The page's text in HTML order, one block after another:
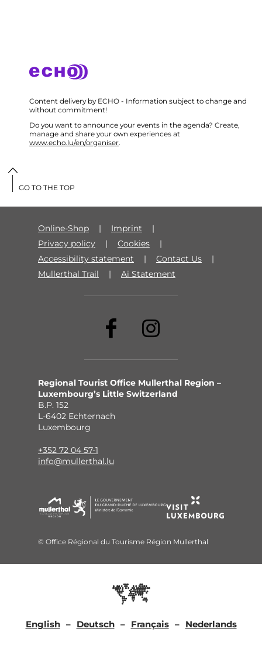
Content delivery by ECHO - Information subject to change and
without commitment!
Do you want to announce your events in the agenda? Create,
manage and share your own experiences at
www.echo.lu/en/organiser.
Online-Shop
Imprint
Privacy policy
Cookies
Accessibility statement
Contact Us
Mullerthal Trail
Ai Statement
Regional Tourist Office Mullerthal Region –
Luxembourg’s Little Switzerland
B.P. 152
L-6402 Echternach
Luxembourg
+352 72 04 57-1
info@mullerthal.lu
© Office Régional du Tourisme Région Mullerthal
English Deutsch Français Nederlands
GO TO THE TOP